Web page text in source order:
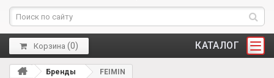
КАТАЛОГ
Корзина (0)
Бренды FEIMIN